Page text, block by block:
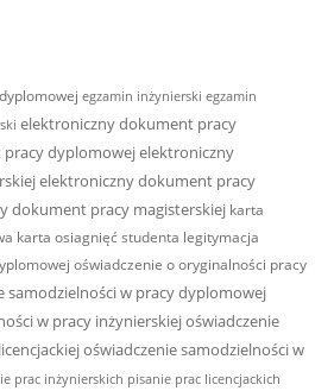
egzamin inżynierski egzamin
elektroniczny dokument pracy
dyplomowejelektroniczny
elektroniczny dokument pracy
dokument pracy magisterskiej karta
karta osiagnięć studenta legitymacja
oświadczenie o oryginalności pracy
samodzielności w pracy dyplomowej
w pracy inżynierskiejoświadczenie
oświadczenie samodzielności w
prac inżynierskich pisanie prac licencjackich